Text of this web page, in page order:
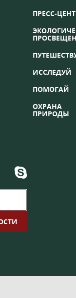
ПРЕСС-
ИССЛЕДУЙ
ПОМОГАЙ
ОХРАНА
ПРИРОДЫ